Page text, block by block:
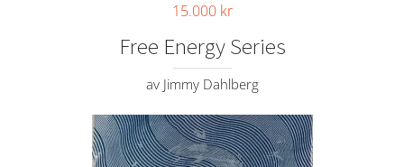
15.000 kr
Free Energy Series
av Jimmy Dahlberg